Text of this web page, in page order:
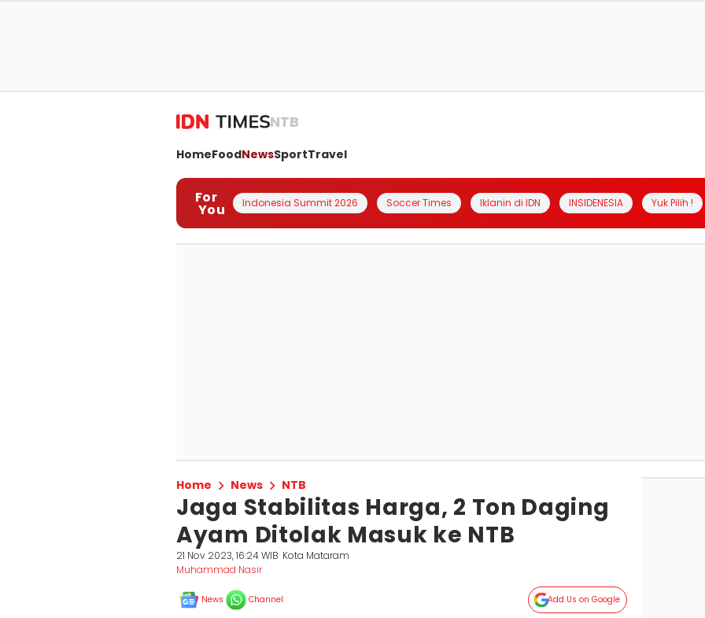
NTB
HomeFoodNewsSportTravel
For
You Indonesia Summit 2026 Soccer Times Iklanin di IDN INSIDENESIA Yuk Pilih !
Home News NTB
Jaga Stabilitas Harga, 2 Ton Daging
Ayam Ditolak Masuk ke NTB
21 Nov 2023, 16:24 WIB Kota Mataram
Muhammad Nasir
News Channel Add Us on Google